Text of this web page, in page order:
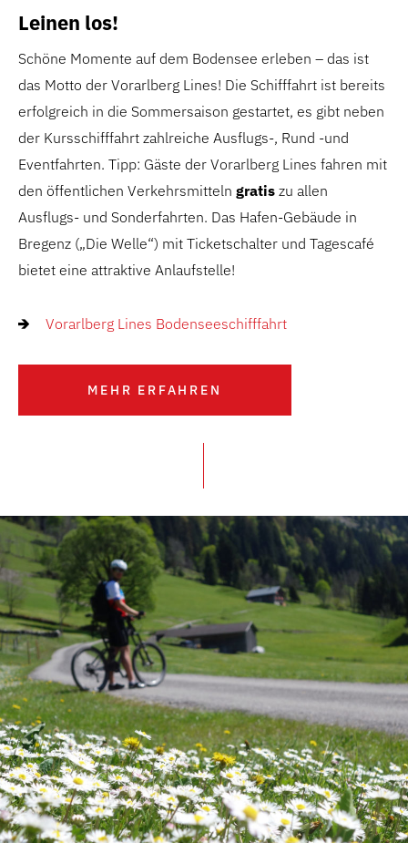
Leinen los!
Schöne Momente auf dem Bodensee erleben – das ist
das Motto der Vorarlberg Lines! Die Schifffahrt ist bereits
erfolgreich in die Sommersaison gestartet, es gibt neben
der Kursschifffahrt zahlreiche Ausflugs-, Rund -und
Eventfahrten. Tipp: Gäste der Vorarlberg Lines fahren mit
den öffentlichen Verkehrsmitteln gratis zu allen
Ausflugs- und Sonderfahrten. Das Hafen-Gebäude in
Bregenz („Die Welle“) mit Ticketschalter und Tagescafé
bietet eine attraktive Anlaufstelle!
Vorarlberg Lines Bodenseeschifffahrt
MEHR ERFAHREN